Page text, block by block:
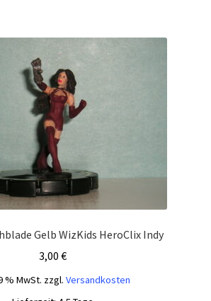
Gelb WizKids HeroClix Indy
3,00 €
% MwSt. zzgl. Versandkosten